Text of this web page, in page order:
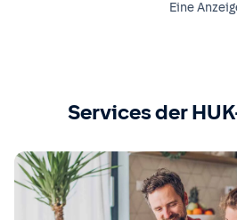
Eine
Services der